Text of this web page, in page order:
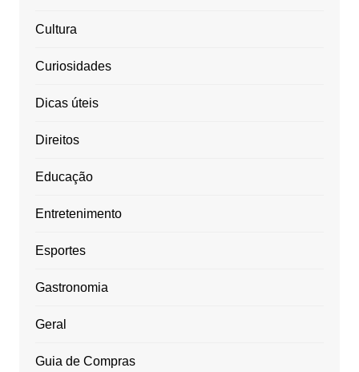
Cultura
Curiosidades
Dicas úteis
Direitos
Educação
Entretenimento
Esportes
Gastronomia
Geral
Guia de Compras